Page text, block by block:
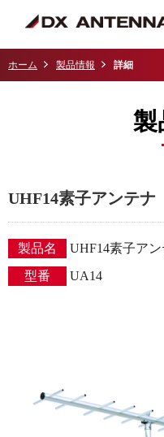
ホーム 製品情報 詳細
製
UHF14素子アンテナ
製品名
UHF14素子アン
型番
UA14